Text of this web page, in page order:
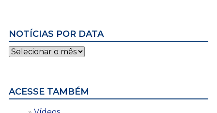
NOTÍCIAS POR DATA
Notícias
por
ACESSE TAMBÉM